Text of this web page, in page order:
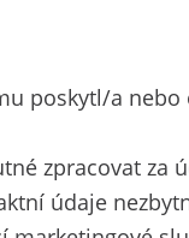
poskytl/a
zpracovat za
údaje